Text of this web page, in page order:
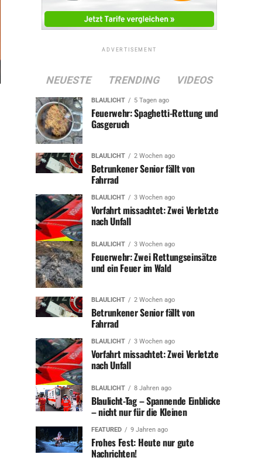
ADVERTISEMENT
NEUESTE TRENDING VIDEOS
BLAULICHT 5 Tagen ago
Feuerwehr: Spaghetti-Rettung und
Gasgeruch
BLAULICHT 2 Wochen ago
Betrunkener Senior fällt von
Fahrrad
BLAULICHT 3 Wochen ago
Vorfahrt missachtet: Zwei Verletzte
nach Unfall
BLAULICHT 3 Wochen ago
Feuerwehr: Zwei Rettungseinsätze
und ein Feuer im Wald
BLAULICHT 2 Wochen ago
Betrunkener Senior fällt von
Fahrrad
BLAULICHT 3 Wochen ago
Vorfahrt missachtet: Zwei Verletzte
nach Unfall
BLAULICHT 8 Jahren ago
Blaulicht-Tag – Spannende Einblicke
– nicht nur für die Kleinen
FEATURED 9 Jahren ago
Frohes Fest: Heute nur gute
Nachrichten!